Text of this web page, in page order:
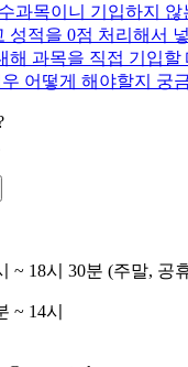
과목이니 기입하지 않
성적을 0점 처리해서
해 과목을 직접 기입할
어떻게 해야할지 궁
~ 18시 30분 (주말, 공
~ 14시